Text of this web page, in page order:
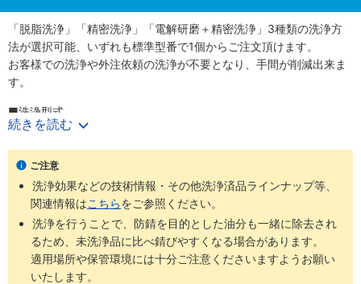
「脱脂洗浄」「精密洗浄」「電解研磨＋精密洗浄」3種類の洗浄方
法が選択可能、いずれも標準型番で1個からご注文頂けます。
お客様での洗浄や外注依頼の洗浄が不要となり、手間が削減出来ま
す。
■洗浄型式
・脱脂洗浄（防錆1重梱包）
・精密洗浄（脱気2重梱包）
：型番SH-□□
・電解研磨＋精密洗浄（脱気2重梱包）
商品
型番
洗浄方法
梱包形
態
未洗浄品と
比べた効果
ご利用環境（目
□□
脱脂洗浄
防錆梱
包
油分除去 一般環境
通常組立工
程
バッテリー
続きを読む
ご注意
洗浄効果などの技術情報・その他洗浄済品ラインナップ等、
関連情報はこちらをご参照ください。
洗浄を行うことで、防錆を目的とした油分も一緒に除去され
るため、未洗浄品に比べ錆びやすくなる場合があります。
適用場所や保管環境には十分ご注意くださいますようお願い
いたします。